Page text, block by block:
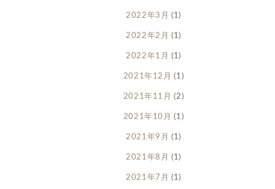
2022年3月 (1)
2022年2月 (1)
2022年1月 (1)
2021年12月 (1)
2021年11月 (2)
2021年10月 (1)
2021年9月 (1)
2021年8月 (1)
2021年7月 (1)